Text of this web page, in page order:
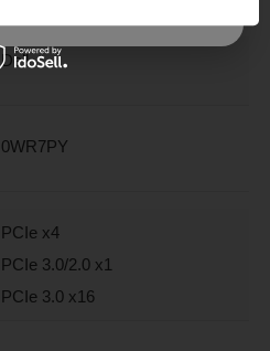
Dell
0WR7PY
PCIe x4
PCIe 3.0/2.0 x1
PCIe 3.0 x16